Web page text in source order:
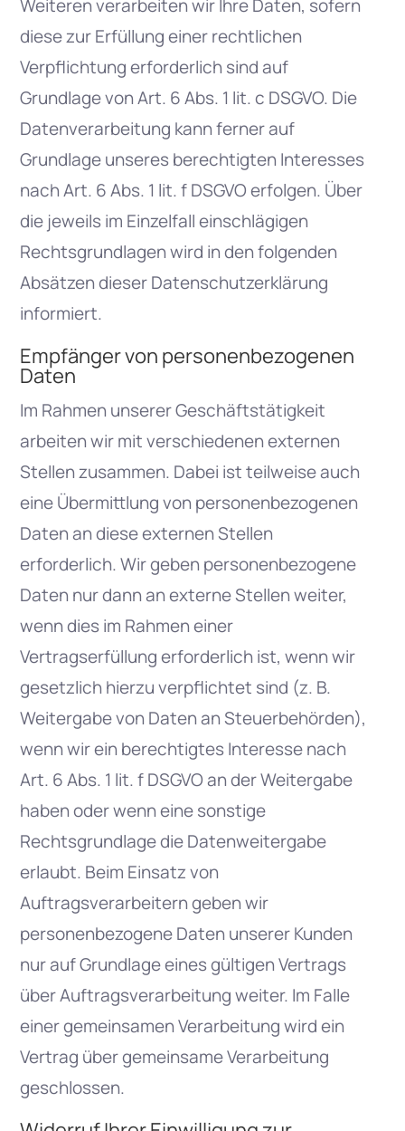
Weiteren verarbeiten wir Ihre Daten, sofern
diese zur Erfüllung einer rechtlichen
Verpflichtung erforderlich sind auf
Grundlage von Art. 6 Abs. 1 lit. c DSGVO. Die
Datenverarbeitung kann ferner auf
Grundlage unseres berechtigten Interesses
nach Art. 6 Abs. 1 lit. f DSGVO erfolgen. Über
die jeweils im Einzelfall einschlägigen
Rechtsgrundlagen wird in den folgenden
Absätzen dieser Datenschutzerklärung
informiert.
Empfänger von personenbezogenen
Daten
Im Rahmen unserer Geschäftstätigkeit
arbeiten wir mit verschiedenen externen
Stellen zusammen. Dabei ist teilweise auch
eine Übermittlung von personenbezogenen
Daten an diese externen Stellen
erforderlich. Wir geben personenbezogene
Daten nur dann an externe Stellen weiter,
wenn dies im Rahmen einer
Vertragserfüllung erforderlich ist, wenn wir
gesetzlich hierzu verpflichtet sind (z. B.
Weitergabe von Daten an Steuerbehörden),
wenn wir ein berechtigtes Interesse nach
Art. 6 Abs. 1 lit. f DSGVO an der Weitergabe
haben oder wenn eine sonstige
Rechtsgrundlage die Datenweitergabe
erlaubt. Beim Einsatz von
Auftragsverarbeitern geben wir
personenbezogene Daten unserer Kunden
nur auf Grundlage eines gültigen Vertrags
über Auftragsverarbeitung weiter. Im Falle
einer gemeinsamen Verarbeitung wird ein
Vertrag über gemeinsame Verarbeitung
geschlossen.